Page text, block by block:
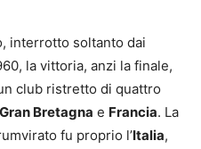
interrotto soltanto dai
la vittoria, anzi la finale,
club ristretto di quattro
Gran Bretagna e Francia. La
fu proprio l’Italia,